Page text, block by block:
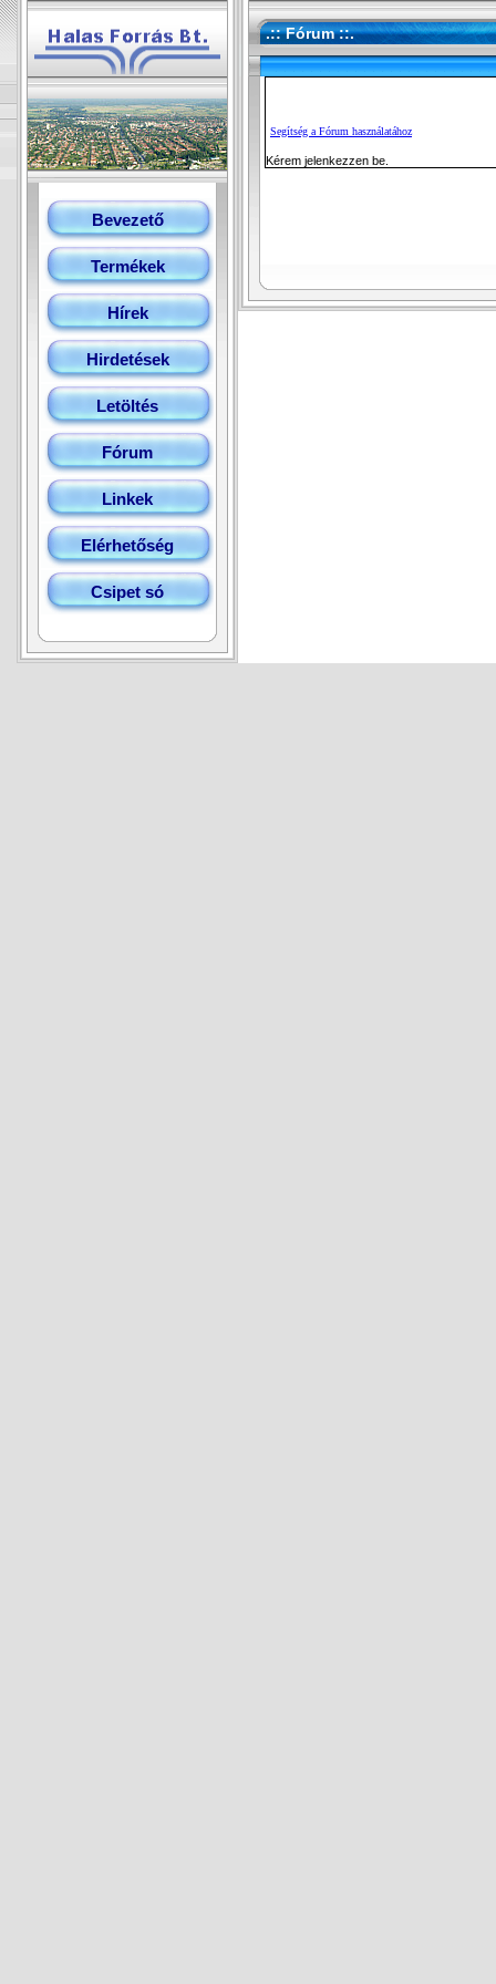
.:: Fórum ::.
Bevezető
Termékek
Hírek
Hirdetések
Letöltés
Fórum
Linkek
Elérhetőség
Csipet só
Segítség a Fórum használatához
Kérem jelenkezzen be.